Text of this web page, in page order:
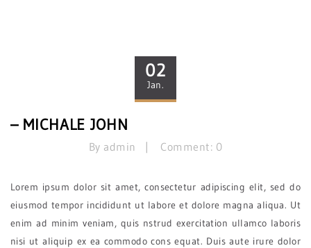
02
Jan.
– MICHALE JOHN
By admin Comment: 0
Lorem ipsum dolor sit amet, consectetur adipiscing elit, sed do
eiusmod tempor incididunt ut labore et dolore magna aliqua. Ut
enim ad minim veniam, quis nstrud exercitation ullamco laboris
nisi ut aliquip ex ea commodo cons equat. Duis aute irure dolor